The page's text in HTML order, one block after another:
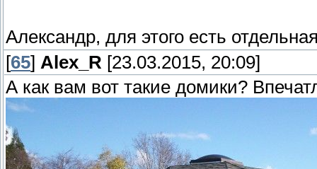
Александр, для этого есть
[65] Alex_R [23.03.2015, 20:09]
А как вам вот такие домики?